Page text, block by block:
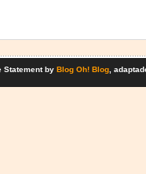
Statement by Blog Oh! Blog,